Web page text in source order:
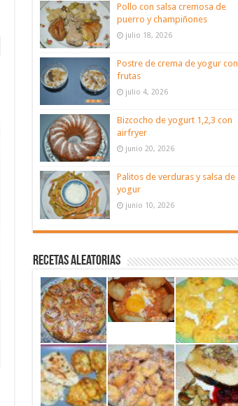
Pollo con salsa cremosa de
puerro y champiñones
julio 18, 2026
Postre de crema de yogur con
frutas
julio 4, 2026
Bizcocho de yogurt 1,2,3 con
airfryer
junio 20, 2026
Palitos de verduras y salsa de
yogur
junio 10, 2026
Recetas aleatorias